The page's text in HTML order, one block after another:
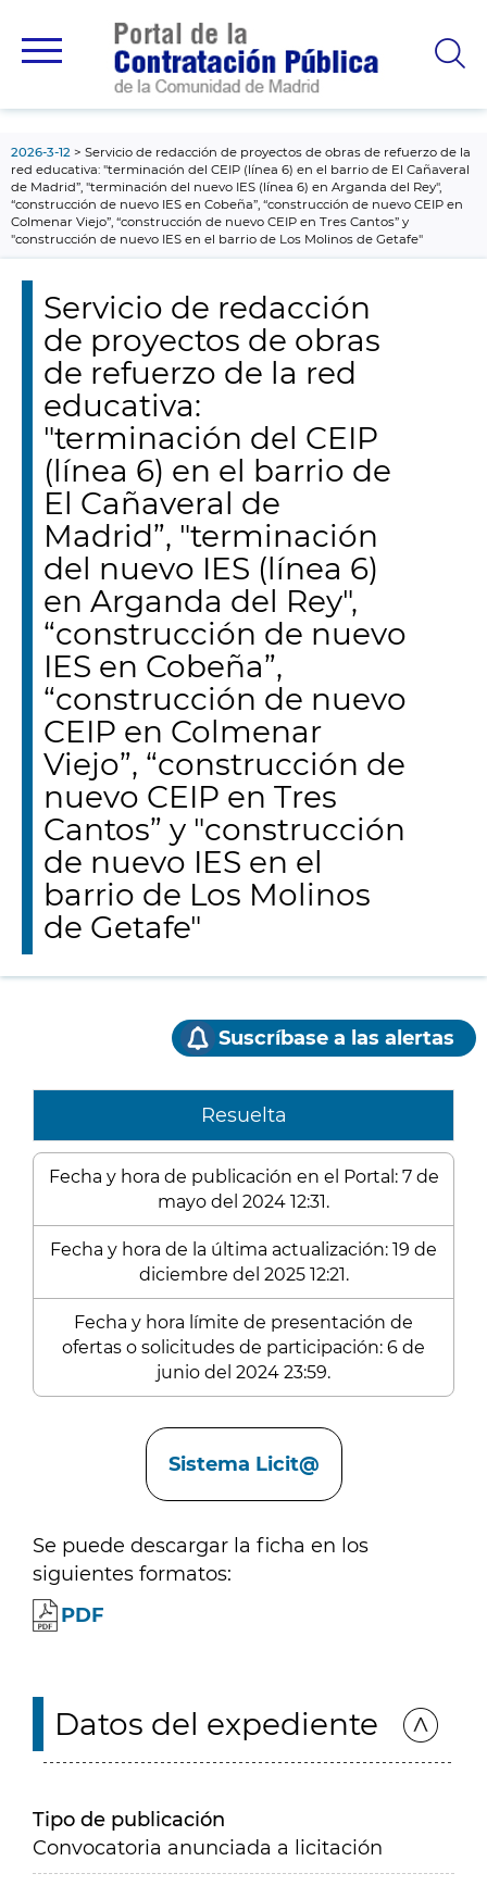
principal
2026-3-12
Servicio de redacción de proyectos de obras de refuerzo de la
red educativa: "terminación del CEIP (línea 6) en el barrio de El Cañaveral
de Madrid”, "terminación del nuevo IES (línea 6) en Arganda del Rey",
“construcción de nuevo IES en Cobeña”, “construcción de nuevo CEIP en
Colmenar Viejo”, “construcción de nuevo CEIP en Tres Cantos” y
"construcción de nuevo IES en el barrio de Los Molinos de Getafe"
Servicio de redacción
de proyectos de obras
de refuerzo de la red
educativa:
"terminación del CEIP
(línea 6) en el barrio de
El Cañaveral de
Madrid”, "terminación
del nuevo IES (línea 6)
en Arganda del Rey",
“construcción de nuevo
IES en Cobeña”,
“construcción de nuevo
CEIP en Colmenar
Viejo”, “construcción de
nuevo CEIP en Tres
Cantos” y "construcción
de nuevo IES en el
barrio de Los Molinos
de Getafe"
Suscríbase a las alertas
Resuelta
Fecha y hora de publicación en el Portal: 7 de
mayo del 2024 12:31.
Fecha y hora de la última actualización: 19 de
diciembre del 2025 12:21.
Fecha y hora límite de presentación de
ofertas o solicitudes de participación: 6 de
junio del 2024 23:59.
Sistema Licit@
Se puede descargar la ficha en los
siguientes formatos:
PDF
Datos del expediente
Tipo de publicación
Convocatoria anunciada a licitación